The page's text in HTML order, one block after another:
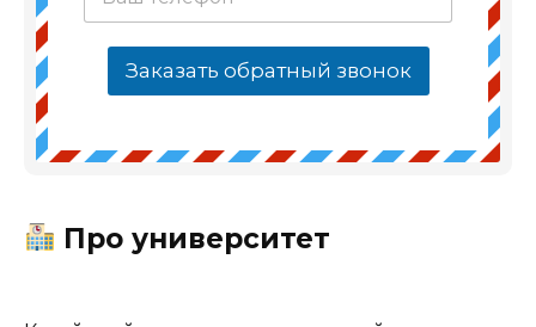
Заказать обратный звонок
Про университет